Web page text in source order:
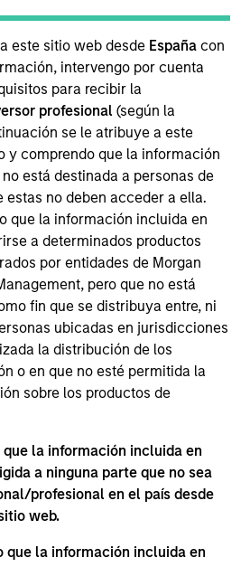
este sitio web desde España con
intervengo por cuenta
para recibir la
profesional(según la
se le atribuye a este
y comprendo que la información
está destinada a personas de
estas no deben acceder a ella.
que la información incluida en
a determinados productos
por entidades de Morgan
pero que no está
fin que se distribuya entre, ni
ubicadas en jurisdicciones
la distribución de los
o en que no esté permitida la
sobre los productos de
la información incluida en
a ninguna parte que no sea
profesional en el país desde
web.
que la información incluida en
2026," recognizing the firm's
The profile highlights
centric approach to direct
customized portfolio
around individual investor
investment
Solutions at
Rocafort on
InvestmentNews, Jonathan
Income Solutions at
Associates, discusses the
of tax-optimized bond